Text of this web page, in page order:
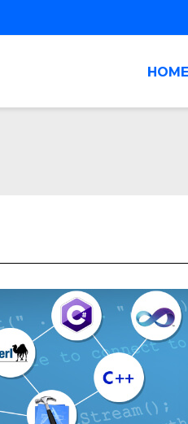
HOME